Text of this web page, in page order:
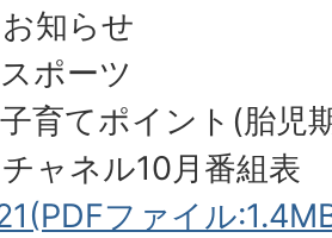
知らせ
ポーツ
育てポイント(胎児
ャネル10月番組表
ファイル